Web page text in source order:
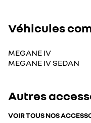
Véhicules
MEGANE IV
MEGANE IV SEDAN
Autres
VOIR TOUS NOS